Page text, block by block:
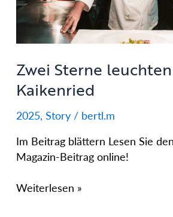
Zwei Sterne
Kaikenried
2025, Story/ bertl.m
Im Beitrag blättern Lesen Sie
Magazin-Beitrag online!
Weiterlesen »